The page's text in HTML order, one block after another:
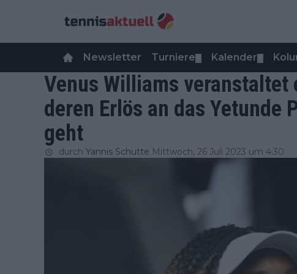
Newsletter Turniere Kalender
Venus Williams veranstaltet
deren Erlös an das Yetunde
geht
durch Yannis Schutte Mittwoch, 26 Juli 2023 um 4:30